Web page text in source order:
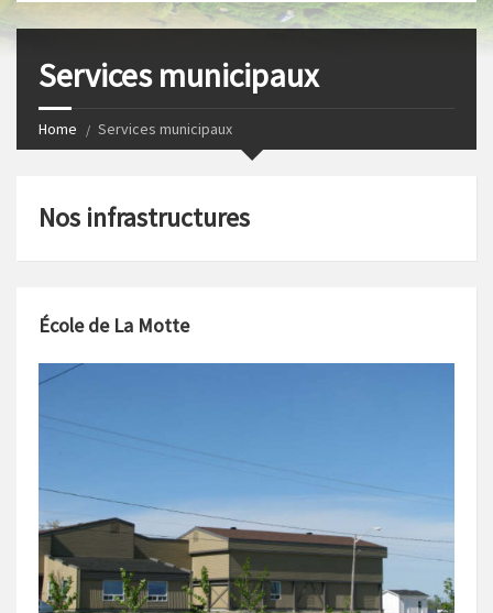
Services municipaux
Home Services municipaux
Nos infrastructures
École de La Motte